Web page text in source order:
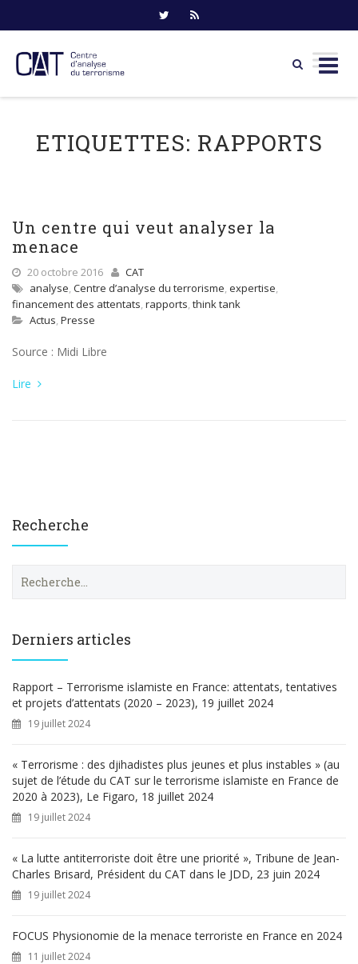
contentETIQUETTES: RAPPORTS
Un centre qui veut analyser la
menace
20 octobre 2016
CAT
analyse, Centre d’analyse du terrorisme, expertise,
financement des attentats, rapports, think tank
Actus, Presse
Source : Midi Libre
Lire
Recherche
e
h
e
r
Derniers articles
Rapport – Terrorisme islamiste en France: attentats, tentatives
et projets d’attentats (2020 – 2023), 19 juillet 2024
19 juillet 2024
« Terrorisme : des djihadistes plus jeunes et plus instables » (au
sujet de l’étude du CAT sur le terrorisme islamiste en France de
2020 à 2023), Le Figaro, 18 juillet 2024
19 juillet 2024
« La lutte antiterroriste doit être une priorité », Tribune de Jean-
Charles Brisard, Président du CAT dans le JDD, 23 juin 2024
19 juillet 2024
FOCUS Physionomie de la menace terroriste en France en 2024
11 juillet 2024